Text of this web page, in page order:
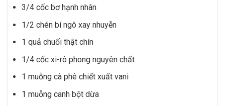
3/4 cốc bơ hạnh nhân
1/2 chén bí ngô xay nhuyễn
1 quả chuối thật chín
1/4 cốc xi-rô phong nguyên chất
1 muỗng cà phê chiết xuất vani
1 muỗng canh bột dừa